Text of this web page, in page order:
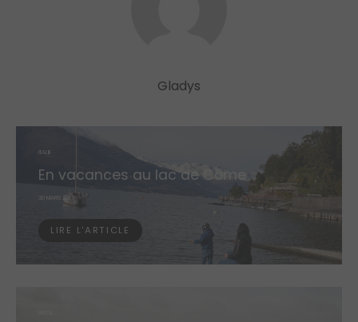
Gladys
ITALIE
En vacances au lac de Côme
POSTED
30 MARS 2017
LIRE L'ARTICLE